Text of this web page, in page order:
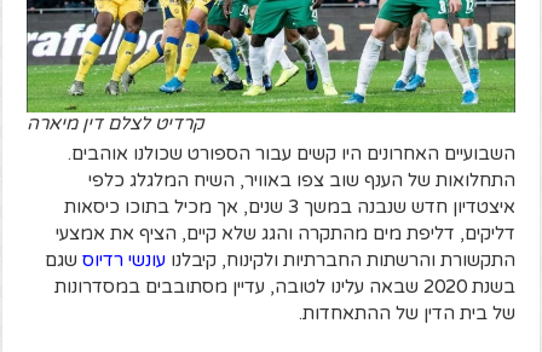
קרדיט לצלם דין מיארה
השבועיים האחרונים היו קשים עבור הספורט שכולנו אוהבים.
התחלואות של הענף שוב צפו באוויר, השיח המלגלג כלפי
איצטדיון חדש שנבנה במשך 3 שנים, אך מכיל בתוכו כיסאות
דליקים, דליפת מים מהתקרה והגג שלא קיים, הציף את אמצעי
התקשורת והרשתות החברתיות ולקינוח, קיבלנועונשי רדיוס שגם
בשנת 2020 שבאה עלינו לטובה, עדיין מסתובבים במסדרונות
של בית הדין של ההתאחדות.